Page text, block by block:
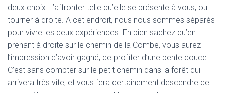
deux choix : l’affronter telle qu’elle se présente à vous, ou
tourner à droite. A cet endroit, nous nous sommes séparés
pour vivre les deux expériences. Eh bien sachez qu’en
prenant à droite sur le chemin de la Combe, vous aurez
l’impression d’avoir gagné, de profiter d’une pente douce.
C’est sans compter sur le petit chemin dans la forêt qui
arrivera très vite, et vous fera certainement descendre de